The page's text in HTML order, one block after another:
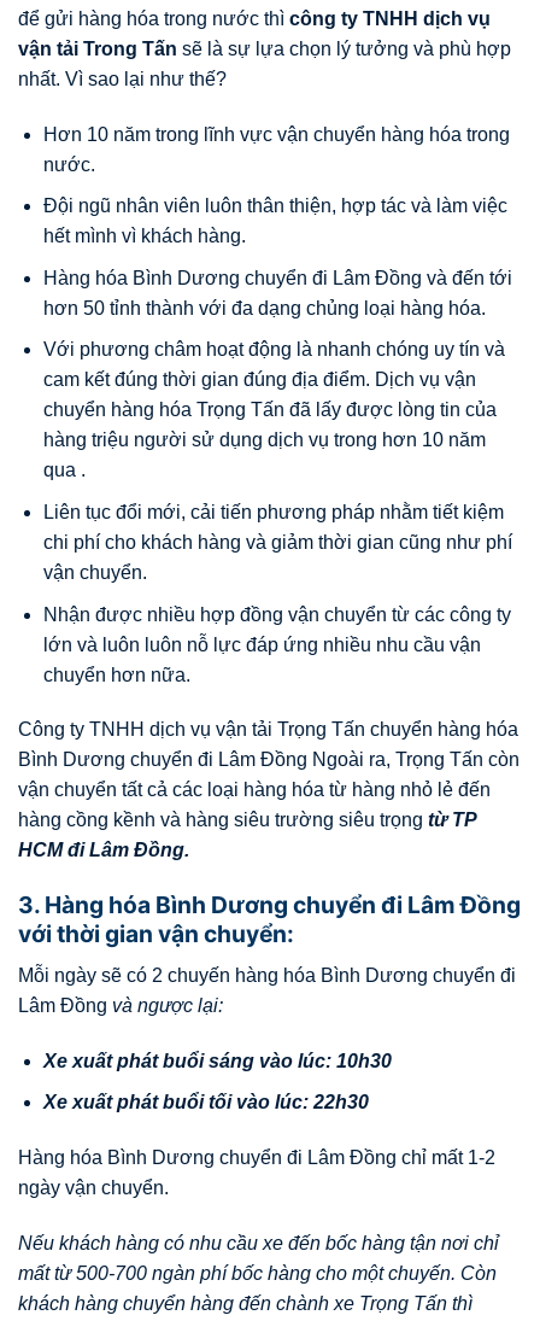
để gửi hàng hóa trong nước thì công ty TNHH dịch vụ
vận tải Trong Tấn sẽ là sự lựa chọn lý tưởng và phù hợp
nhất. Vì sao lại như thế?
Hơn 10 năm trong lĩnh vực vận chuyển hàng hóa trong
nước.
Đội ngũ nhân viên luôn thân thiện, hợp tác và làm việc
hết mình vì khách hàng.
Hàng hóa Bình Dương chuyển đi Lâm Đồng và đến tới
hơn 50 tỉnh thành với đa dạng chủng loại hàng hóa.
Với phương châm hoạt động là nhanh chóng uy tín và
cam kết đúng thời gian đúng địa điểm. Dịch vụ vận
chuyển hàng hóa Trọng Tấn đã lấy được lòng tin của
hàng triệu người sử dụng dịch vụ trong hơn 10 năm
qua .
Liên tục đổi mới, cải tiến phương pháp nhằm tiết kiệm
chi phí cho khách hàng và giảm thời gian cũng như phí
vận chuyển.
Nhận được nhiều hợp đồng vận chuyển từ các công ty
lớn và luôn luôn nỗ lực đáp ứng nhiều nhu cầu vận
chuyển hơn nữa.
Công ty TNHH dịch vụ vận tải Trọng Tấn chuyển hàng hóa
Bình Dương chuyển đi Lâm Đồng Ngoài ra, Trọng Tấn còn
vận chuyển tất cả các loại hàng hóa từ hàng nhỏ lẻ đến
hàng cồng kềnh và hàng siêu trường siêu trọng từ TP
HCM điLâm Đồng.
3. Hàng hóa Bình Dương chuyển đi Lâm Đồng
với thời gian vận chuyển:
Mỗi ngày sẽ có 2 chuyến hàng hóa Bình Dương chuyển đi
Lâm Đồng và ngược lại:
Xe xuất phát buổi sáng vào lúc: 10h30
Xe xuất phát buổi tối vào lúc: 22h30
Hàng hóa Bình Dương chuyển đi Lâm Đồng chỉ mất 1-2
ngày vận chuyển.
Nếu khách hàng có nhu cầu xe đến bốc hàng tận nơi chỉ
mất từ 500-700 ngàn phí bốc hàng cho một chuyến. Còn
khách hàng chuyển hàng đến chành xe Trọng Tấn thì